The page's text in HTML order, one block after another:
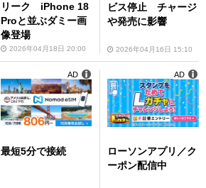
リーク iPhone 18
Proと並ぶダミー画
像登場
2026年04月18日 20:00
ビス停止 チャージ
や発売に影響
2026年04月16日 15:10
最短5分で接続
AD
ローソンアプリ／ク
ーポン配信中
AD